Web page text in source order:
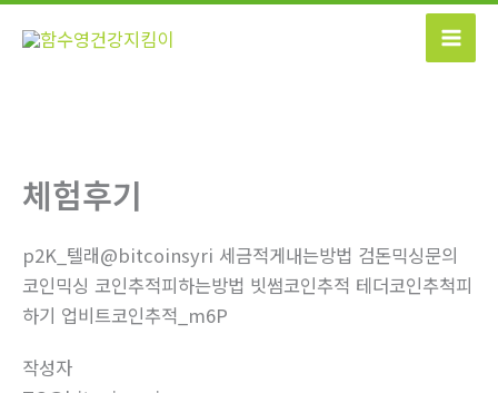
콘
체험후기
p2K_텔래@bitcoinsyri 세금적게내는방법 검돈믹싱문의
코인믹싱 코인추적피하는방법 빗썸코인추적 테더코인추척피
하기 업비트코인추적_m6P
작성자